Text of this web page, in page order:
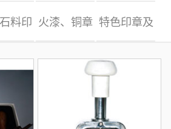
章 墨印
料印 火漆、铜章 特色印章及
印油